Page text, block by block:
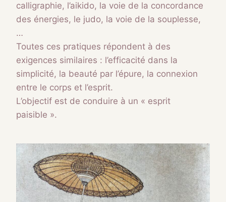
calligraphie, l’aikido, la voie de la concordance
des énergies, le judo, la voie de la souplesse,
…
Toutes ces pratiques répondent à des
exigences similaires : l’efficacité dans la
simplicité, la beauté par l’épure, la connexion
entre le corps et l’esprit.
L’objectif est de conduire à un « esprit
paisible ».